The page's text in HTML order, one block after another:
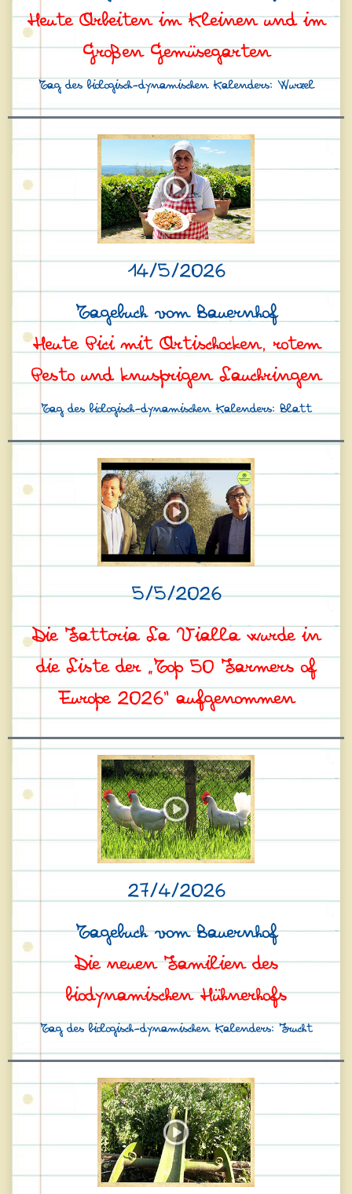
Heute Arbeiten im Kleinen und im
Großen Gemüsegarten
Tag des biologisch-dynamischen Kalenders: Wurzel
14/5/2026
Tagebuch vom Bauernhof
Heute Pici mit Artischocken, rotem
Pesto und knusprigen Lauchringen
Tag des biologisch-dynamischen Kalenders: Blatt
5/5/2026
Die Fattoria La Vialla wurde in
die Liste der „Top 50 Farmers of
Europe 2026“ aufgenommen
27/4/2026
Tagebuch vom Bauernhof
Die neuen Familien des
biodynamischen Hühnerhofs
Tag des biologisch-dynamischen Kalenders: Frucht